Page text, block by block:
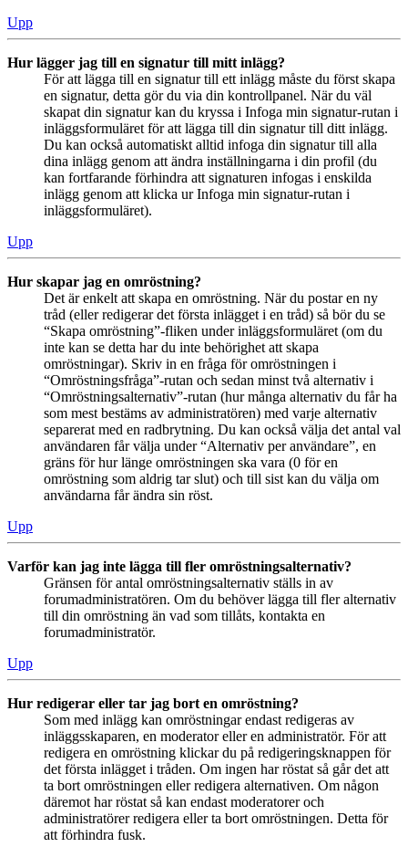
Upp
Hur lägger jag till en signatur till mitt inlägg?
För att lägga till en signatur till ett inlägg måste du först skapa
en signatur, detta gör du via din kontrollpanel. När du väl
skapat din signatur kan du kryssa i Infoga min signatur-rutan i
inläggsformuläret för att lägga till din signatur till ditt inlägg.
Du kan också automatiskt alltid infoga din signatur till alla
dina inlägg genom att ändra inställningarna i din profil (du
kan fortfarande förhindra att signaturen infogas i enskilda
inlägg genom att klicka ur Infoga min signatur-rutan i
inläggsformuläret).
Upp
Hur skapar jag en omröstning?
Det är enkelt att skapa en omröstning. När du postar en ny
tråd (eller redigerar det första inlägget i en tråd) så bör du se
“Skapa omröstning”-fliken under inläggsformuläret (om du
inte kan se detta har du inte behörighet att skapa
omröstningar). Skriv in en fråga för omröstningen i
“Omröstningsfråga”-rutan och sedan minst två alternativ i
“Omröstningsalternativ”-rutan (hur många alternativ du får ha
som mest bestäms av administratören) med varje alternativ
separerat med en radbrytning. Du kan också välja det antal val
användaren får välja under “Alternativ per användare”, en
gräns för hur länge omröstningen ska vara (0 för en
omröstning som aldrig tar slut) och till sist kan du välja om
användarna får ändra sin röst.
Upp
Varför kan jag inte lägga till fler omröstningsalternativ?
Gränsen för antal omröstningsalternativ ställs in av
forumadministratören. Om du behöver lägga till fler alternativ
till din omröstning än vad som tillåts, kontakta en
forumadministratör.
Upp
Hur redigerar eller tar jag bort en omröstning?
Som med inlägg kan omröstningar endast redigeras av
inläggsskaparen, en moderator eller en administratör. För att
redigera en omröstning klickar du på redigeringsknappen för
det första inlägget i tråden. Om ingen har röstat så går det att
ta bort omröstningen eller redigera alternativen. Om någon
däremot har röstat så kan endast moderatorer och
administratörer redigera eller ta bort omröstningen. Detta för
att förhindra fusk.